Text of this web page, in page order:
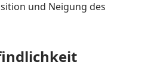
und Neigung des